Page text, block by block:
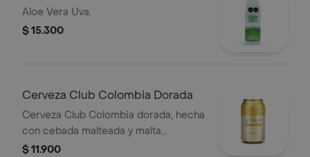
Aloe Vera Uva.
$ 15.300
Cerveza Club Colombia Dorada
Cerveza Club Colombia dorada, hecha
con cebada malteada y malta
caramelo, en presentación de lata por
$ 11.900